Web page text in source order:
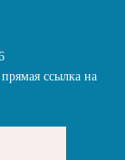
ссылка на